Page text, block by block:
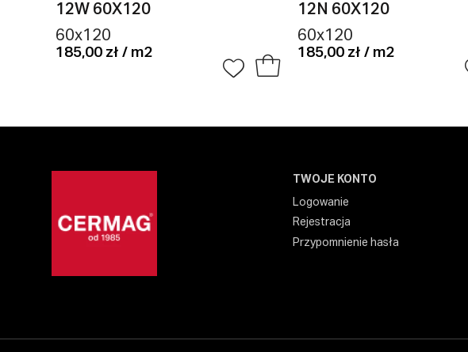
12W 60X120
60x120
185,00 zł / m2
12N 60X120
60x120
185,00 zł / m2
TWOJE KONTO
Logowanie
Rejestracja
Przypomnienie hasła